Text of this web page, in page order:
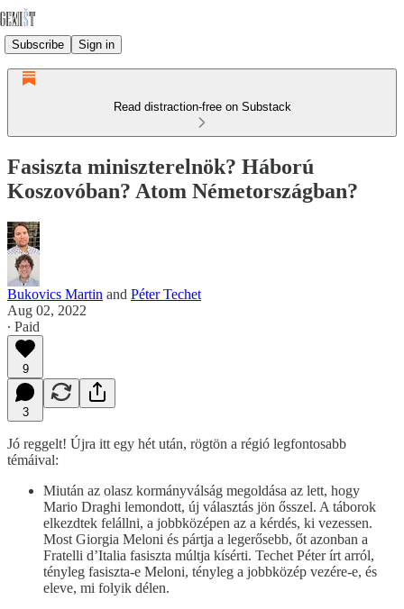
Subscribe Sign in
Read distraction-free on Substack
Fasiszta miniszterelnök? Háború
Koszovóban? Atom Németországban?
Bukovics Martin and Péter Techet
Aug 02, 2022
∙ Paid
9
3
Jó reggelt! Újra itt egy hét után, rögtön a régió legfontosabb
témáival:
Miután az olasz kormányválság megoldása az lett, hogy
Mario Draghi lemondott, új választás jön ősszel. A táborok
elkezdtek felállni, a jobbközépen az a kérdés, ki vezessen.
Most Giorgia Meloni és pártja a legerősebb, őt azonban a
Fratelli d’Italia fasiszta múltja kísérti. Techet Péter írt arról,
tényleg fasiszta-e Meloni, tényleg a jobbközép vezére-e, és
eleve, mi folyik délen.